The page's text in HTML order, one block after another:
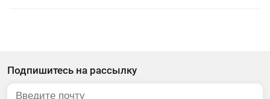
Подпишитесь на рассылку